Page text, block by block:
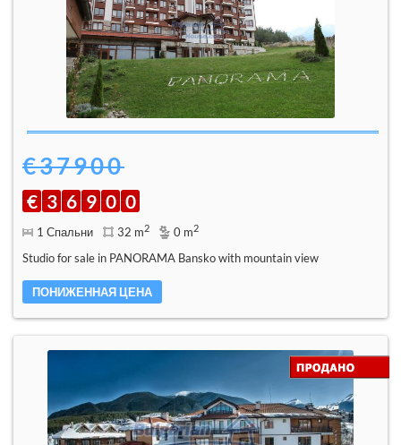
€37900
€ 3 6 9 0 0
1 Спальни 32 m2 0 m2
Studio for sale in PANORAMA Bansko with mountain view
ПОНИЖЕННАЯ ЦЕНА